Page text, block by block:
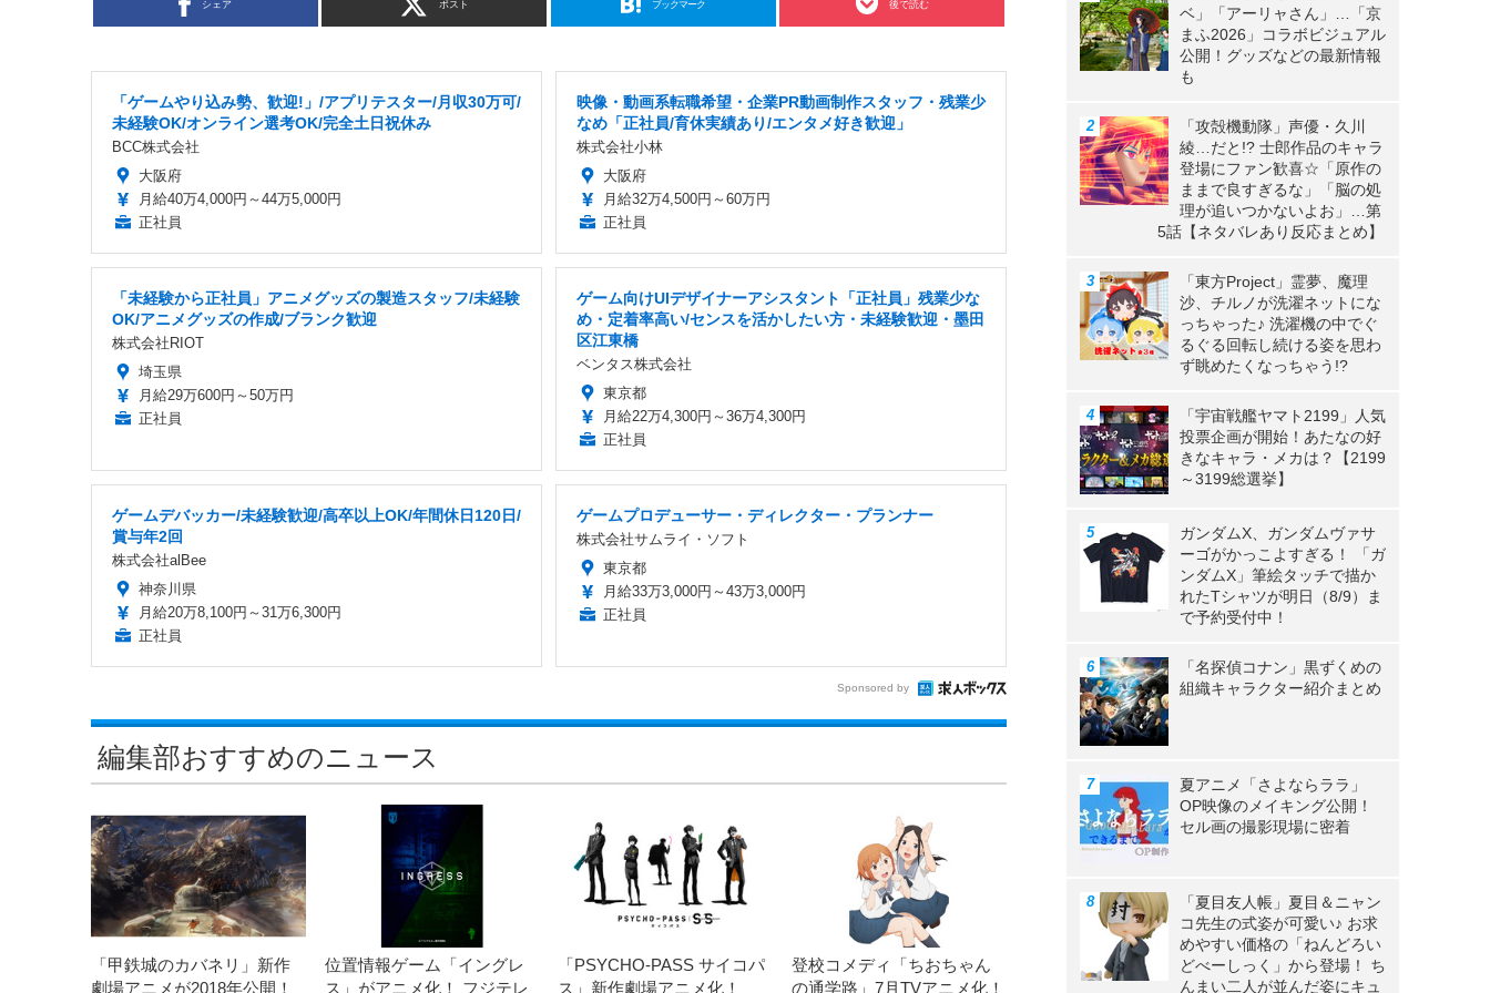
シェア ポスト ブックマーク 後で読む
「ゲームやり込み勢、歓迎!」/アプリテスター/月収30万可/
未経験OK/オンライン選考OK/完全土日祝休み
BCC株式会社
大阪府
月給40万4,000円～44万5,000円
正社員
映像・動画系転職希望・企業PR動画制作スタッフ・残業少
なめ「正社員/育休実績あり/エンタメ好き歓迎」
株式会社小林
大阪府
月給32万4,500円～60万円
正社員
「未経験から正社員」アニメグッズの製造スタッフ/未経験
OK/アニメグッズの作成/ブランク歓迎
株式会社RIOT
埼玉県
月給29万600円～50万円
正社員
ゲーム向けUIデザイナーアシスタント「正社員」残業少な
め・定着率高い/センスを活かしたい方・未経験歓迎・墨田
区江東橋
ベンタス株式会社
東京都
月給22万4,300円～36万4,300円
正社員
ゲームデバッカー/未経験歓迎/高卒以上OK/年間休日120日/
賞与年2回
株式会社alBee
神奈川県
月給20万8,100円～31万6,300円
正社員
ゲームプロデューサー・ディレクター・プランナー
株式会社サムライ・ソフト
東京都
月給33万3,000円～43万3,000円
正社員
Sponsored by
編集部おすすめのニュース
「甲鉄城のカバネリ」新作
劇場アニメが2018年公開！
位置情報ゲーム「イングレ
ス」がアニメ化！ フジテレ
「PSYCHO-PASS サイコパ
ス」新作劇場アニメ化！
登校コメディ「ちおちゃん
の通学路」7月TVアニメ化！
ベ」「アーリャさん」…「京
まふ2026」コラボビジュアル
公開！グッズなどの最新情報
も
「攻殻機動隊」声優・久川
綾…だと!? 士郎作品のキャラ
登場にファン歓喜☆「原作の
ままで良すぎるな」「脳の処
理が追いつかないよお」…第
5話【ネタバレあり反応まとめ】
「東方Project」霊夢、魔理
沙、チルノが洗濯ネットにな
っちゃった♪ 洗濯機の中でぐ
るぐる回転し続ける姿を思わ
ず眺めたくなっちゃう!?
「宇宙戦艦ヤマト2199」人気
投票企画が開始！あたなの好
きなキャラ・メカは？【2199
～3199総選挙】
ガンダムX、ガンダムヴァサ
ーゴがかっこよすぎる！ 「ガ
ンダムX」筆絵タッチで描か
れたTシャツが明日（8/9）ま
で予約受付中！
「名探偵コナン」黒ずくめの
組織キャラクター紹介まとめ
夏アニメ「さよならララ」
OP映像のメイキング公開！
セル画の撮影現場に密着
「夏目友人帳」夏目＆ニャン
コ先生の式姿が可愛い♪ お求
めやすい価格の「ねんどろい
どべーしっく」から登場！ ち
んまい二人が並んだ姿にキュ